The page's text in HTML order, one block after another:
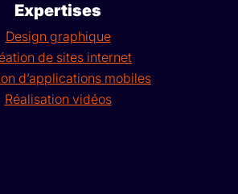
Expertises
Design graphique
de sites internet
d’applications mobiles
Réalisation vidéos